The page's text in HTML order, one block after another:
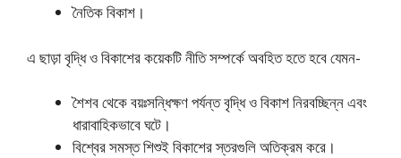
নৈতিক বিকাশ।
এ ছাড়া বৃদ্ধি ও বিকাশের কয়েকটি নীতি সম্পর্কে অবহিত হতে হবে যেমন-
শৈশব থেকে বয়ঃসন্ধিক্ষণ পর্যন্ত বৃদ্ধি ও বিকাশ নিরবচ্ছিন্ন এবং
ধারাবাহিকভাবে ঘটে।
বিশ্বের সমস্ত শিশুই বিকাশের স্তরগুলি অতিক্রম করে।